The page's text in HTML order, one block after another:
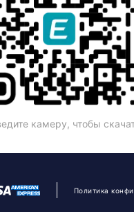
камеру, чтобы
Политика